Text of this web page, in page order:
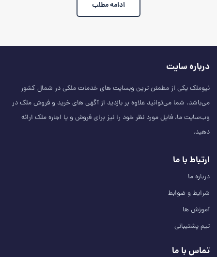
ادامه مطلب
درباره سایت
نیوملک یکی از مطمئن‌ ترین وبسایت های خدمات ملکی در شمال کشور
می‌باشد. شما می‌توانید علاوه بر بازدید از آگهی های خرید و فروش ملک در
وب‌سایت ما، فایل مورد نظر خود را نیز برای فروش و یا اجاره ملک ارائه
دهید.
ارتباط با ما
درباره ما
شرایط و ضوابط
آموزش ها
تیم پشتیبانی
تماس با ما